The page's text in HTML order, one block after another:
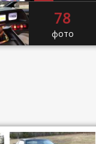
78
фото